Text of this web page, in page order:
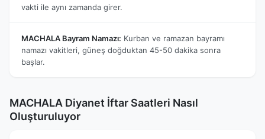
vakti ile aynı zamanda girer.
MACHALA Bayram Namazı: Kurban ve ramazan bayramı
namazı vakitleri, güneş doğduktan 45-50 dakika sonra
başlar.
MACHALA Diyanet İftar Saatleri Nasıl
Oluşturuluyor